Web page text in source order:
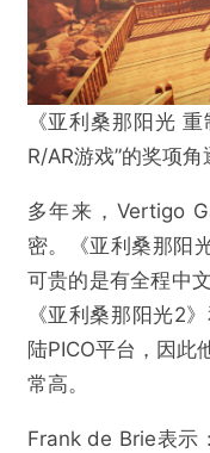
《亚利桑那阳光
R/AR游戏”的奖项
多年来，Vertigo
密。《亚利桑那阳
可贵的是有全程中
《亚利桑那阳光2
陆PICO平台，因此
常高。
Frank de Brie表示